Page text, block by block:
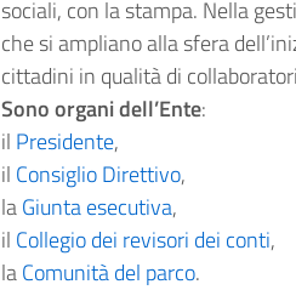
sociali, con la stampa. Nella
che si ampliano alla sfera
cittadini in qualità di
Sono organi dell’Ente:
il Presidente,
il Consiglio Direttivo,
laGiunta esecutiva,
il Collegio dei revisori dei conti,
laComunità del parco.